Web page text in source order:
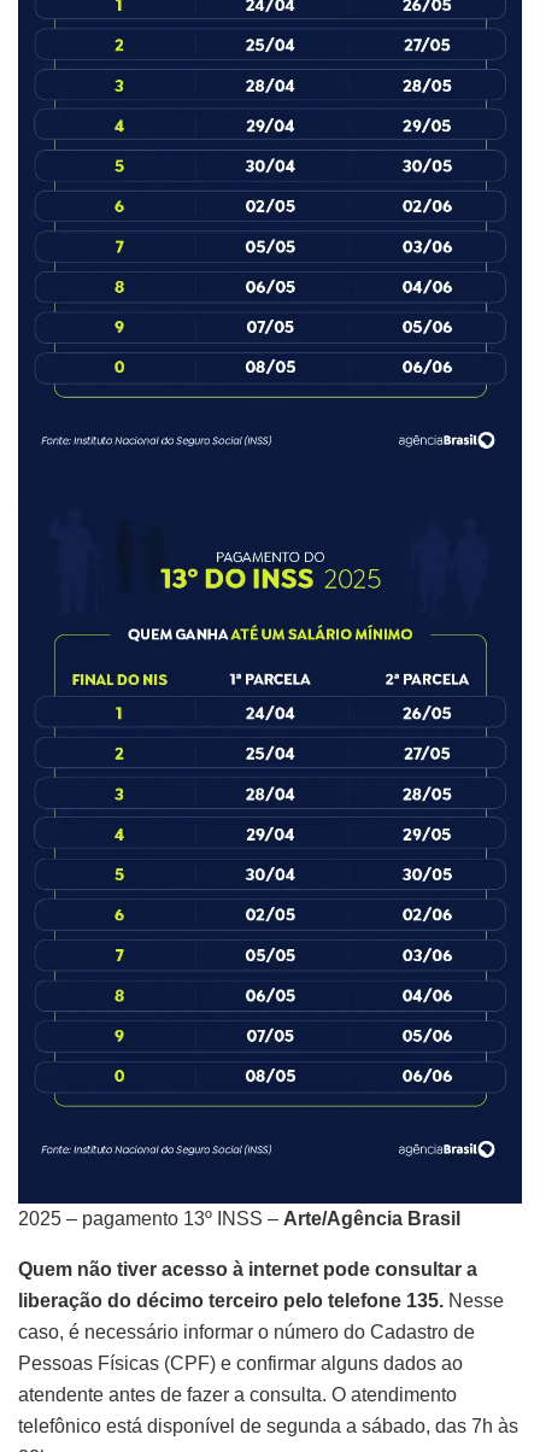
2025 – pagamento 13º INSS – Arte/Agência Brasil
Quem não tiver acesso à internet pode consultar a
liberação do décimo terceiro pelo telefone 135. Nesse
caso, é necessário informar o número do Cadastro de
Pessoas Físicas (CPF) e confirmar alguns dados ao
atendente antes de fazer a consulta. O atendimento
telefônico está disponível de segunda a sábado, das 7h às